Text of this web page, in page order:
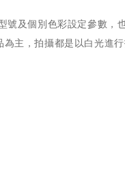
及個別色彩設定參數，
主，拍攝都是以白光進行